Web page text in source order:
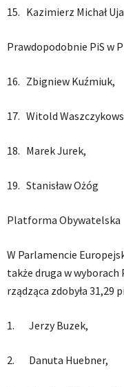
15. Kazimierz Michał
Prawdopodobnie PiS w
16. Zbigniew Kuźmiuk,
17. Witold
18. Marek Jurek,
19. Stanisław Ożóg
Platforma Obywatelska
W Parlamencie
także druga w
rządząca zdobyła 31,29
1. Jerzy Buzek,
2. Danuta Huebner,